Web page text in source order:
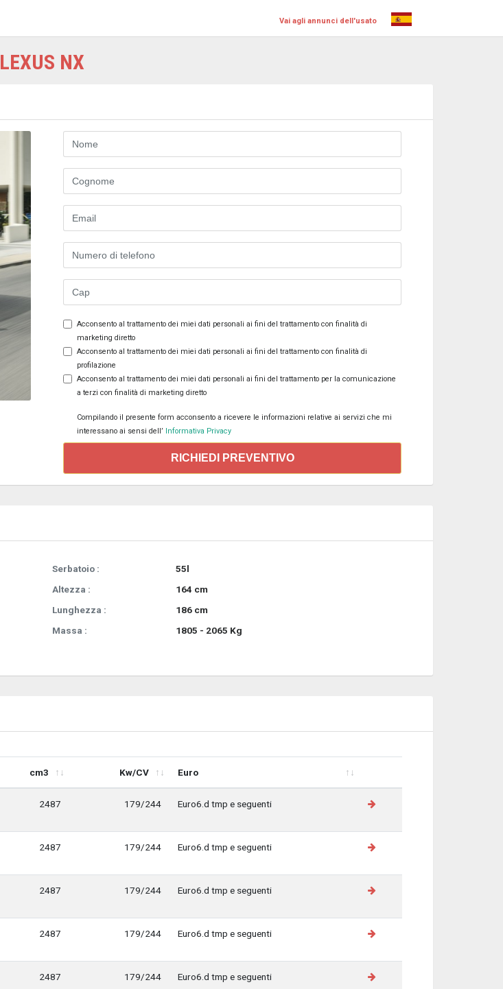
Vai agli annunci dell'usato
LEXUS NX
Acconsento al trattamento dei miei dati personali ai fini del trattamento con finalità di
marketing diretto
Acconsento al trattamento dei miei dati personali ai fini del trattamento con finalità di
profilazione
Acconsento al trattamento dei miei dati personali ai fini del trattamento per la comunicazione
a terzi con finalità di marketing diretto
Compilando il presente form acconsento a ricevere le informazioni relative ai servizi che mi
interessano ai sensi dell’ Informativa Privacy
RICHIEDI PREVENTIVO
Serbatoio :
55l
Altezza :
164 cm
Lunghezza :
186 cm
Massa :
1805 - 2065 Kg
cm3 Kw/CV Euro
2487 179/244 Euro6.d tmp e seguenti
2487 179/244 Euro6.d tmp e seguenti
2487 179/244 Euro6.d tmp e seguenti
2487 179/244 Euro6.d tmp e seguenti
2487 179/244 Euro6.d tmp e seguenti